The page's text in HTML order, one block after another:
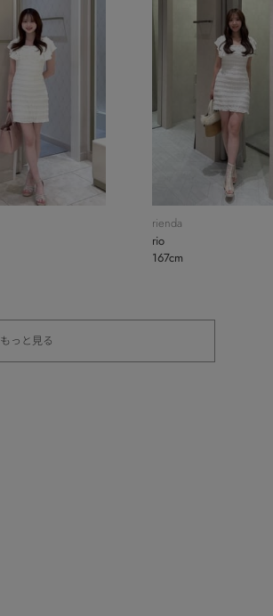
rienda
rio
167cm
もっと見る